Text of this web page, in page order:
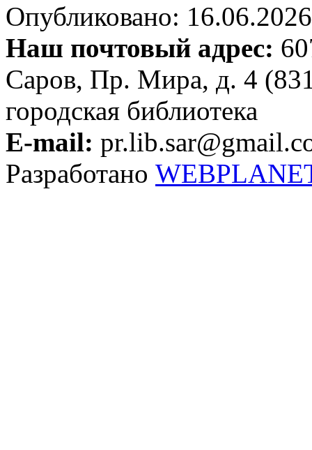
Опубликовано:
Наш почтовый адрес:
Саров, Пр. Мира, д. 4
городская библиотека
E-mail:
Разработано